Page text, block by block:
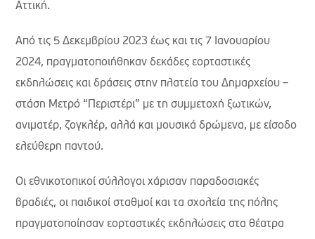
Αττική.
Από τις 5 Δεκεμβρίου 2023 έως και τις 7 Ιανουαρίου
2024, πραγματοποιήθηκαν δεκάδες εορταστικές
εκδηλώσεις και δράσεις στην πλατεία του Δημαρχείου –
στάση Μετρό “Περιστέρι” με τη συμμετοχή ξωτικών,
ανιματέρ, ζογκλέρ, αλλά και μουσικά δρώμενα, με είσοδο
ελεύθερη παντού.
Οι εθνικοτοπικοί σύλλογοι χάρισαν παραδοσιακές
βραδιές, οι παιδικοί σταθμοί και τα σχολεία της πόλης
πραγματοποίησαν εορταστικές εκδηλώσεις στα θέατρα